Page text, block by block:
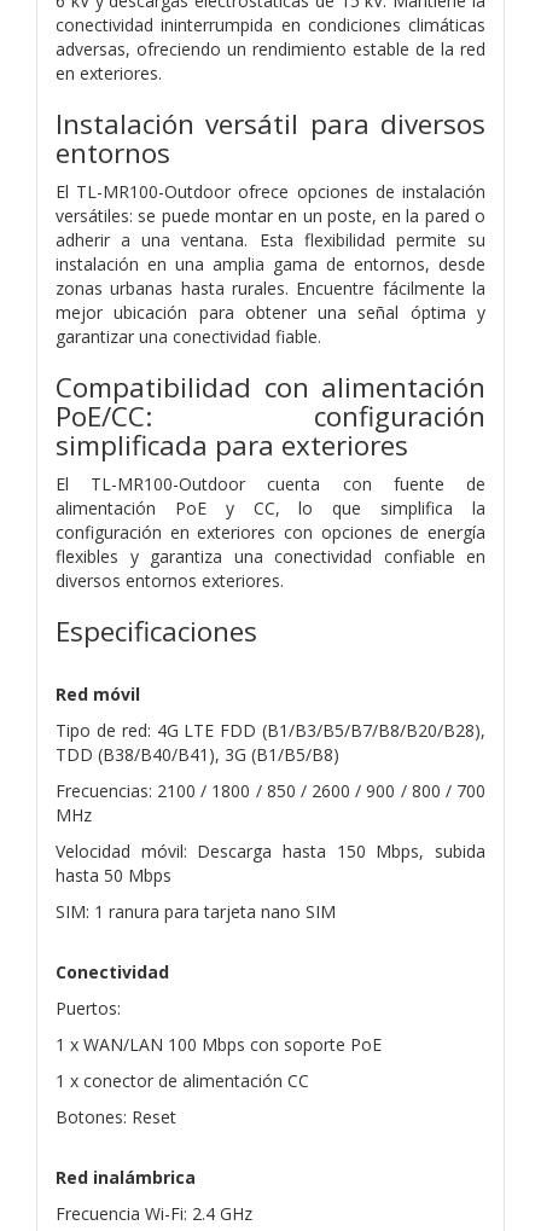
conectividad ininterrumpida en condiciones climáticas
adversas, ofreciendo un rendimiento estable de la red
en exteriores.
Instalación versátil para diversos
entornos
El TL-MR100-Outdoor ofrece opciones de instalación
versátiles: se puede montar en un poste, en la pared o
adherir a una ventana. Esta flexibilidad permite su
instalación en una amplia gama de entornos, desde
zonas urbanas hasta rurales. Encuentre fácilmente la
mejor ubicación para obtener una señal óptima y
garantizar una conectividad fiable.
Compatibilidad con alimentación
PoE/CC: configuración
simplificada para exteriores
El TL-MR100-Outdoor cuenta con fuente de
alimentación PoE y CC, lo que simplifica la
configuración en exteriores con opciones de energía
flexibles y garantiza una conectividad confiable en
diversos entornos exteriores.
Especificaciones
Red móvil
Tipo de red: 4G LTE FDD (B1/B3/B5/B7/B8/B20/B28),
TDD (B38/B40/B41), 3G (B1/B5/B8)
Frecuencias: 2100 / 1800 / 850 / 2600 / 900 / 800 / 700
MHz
Velocidad móvil: Descarga hasta 150 Mbps, subida
hasta 50 Mbps
SIM: 1 ranura para tarjeta nano SIM
Conectividad
Puertos:
1 x WAN/LAN 100 Mbps con soporte PoE
1 x conector de alimentación CC
Botones: Reset
Red inalámbrica
Frecuencia Wi-Fi: 2.4 GHz